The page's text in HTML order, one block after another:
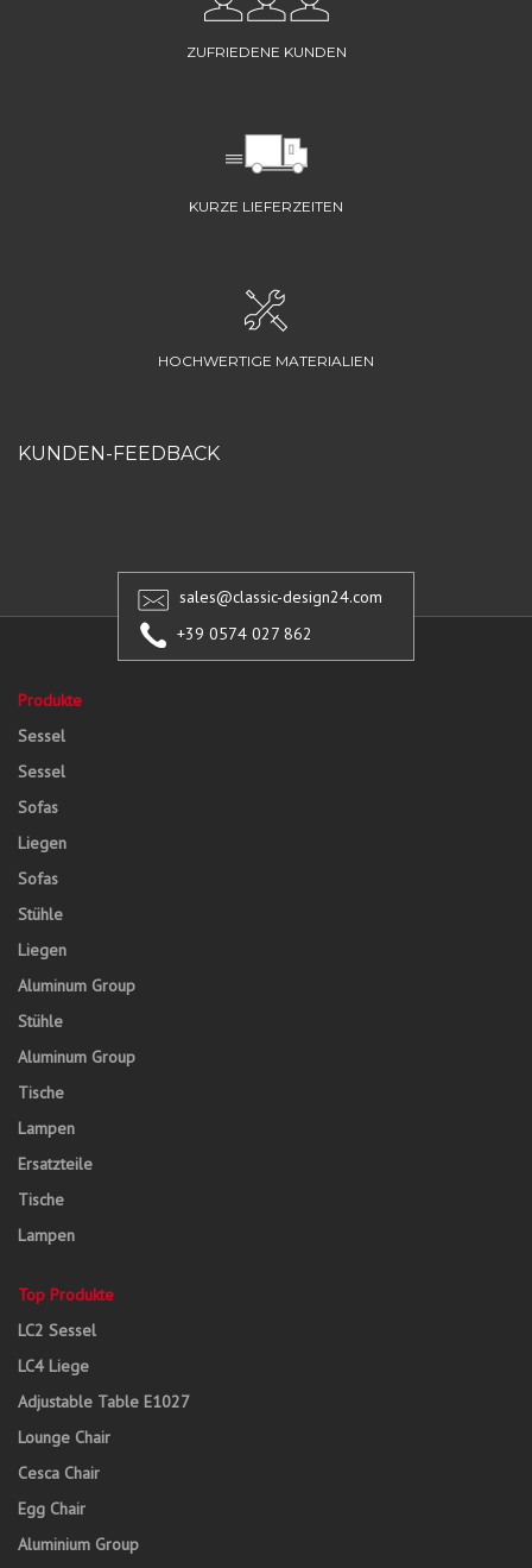
ZUFRIEDENE KUNDEN
KURZE LIEFERZEITEN
HOCHWERTIGE MATERIALIEN
KUNDEN-FEEDBACK
sales@classic-design24.com
+39 0574 027 862
Produkte
Sessel
Sessel
Sofas
Liegen
Sofas
Stühle
Liegen
Aluminum Group
Stühle
Aluminum Group
Tische
Lampen
Ersatzteile
Tische
Lampen
Top Produkte
LC2 Sessel
LC4 Liege
Adjustable Table E1027
Lounge Chair
Cesca Chair
Egg Chair
Aluminium Group